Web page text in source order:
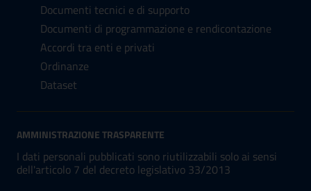
Documenti tecnici e di supporto
Documenti di programmazione e rendicontazione
Accordi tra enti e privati
Ordinanze
Dataset
AMMINISTRAZIONE TRASPARENTE
I dati personali pubblicati sono riutilizzabili solo ai sensi
dell'articolo 7 del decreto legislativo 33/2013